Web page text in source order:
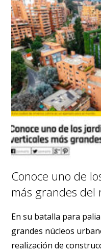
Conoce uno de
más grandes del
En su batalla para
grandes núcleos
realización de